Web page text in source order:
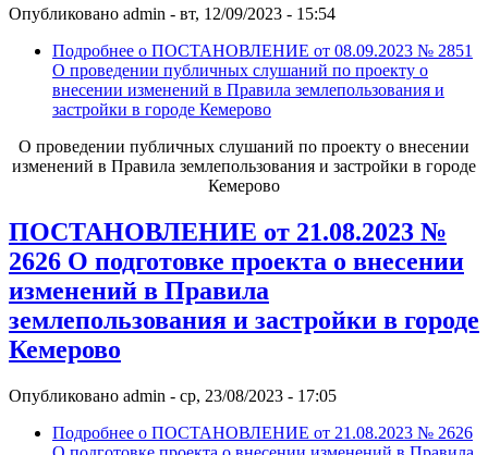
Опубликовано admin - вт, 12/09/2023 - 15:54
Подробнее о ПОСТАНОВЛЕНИЕ от 08.09.2023 № 2851
О проведении публичных слушаний по проекту о
внесении изменений в Правила землепользования и
застройки в городе Кемерово
О проведении публичных слушаний по проекту о внесении
изменений в Правила землепользования и застройки в городе
Кемерово
ПОСТАНОВЛЕНИЕ от 21.08.2023 №
2626 О подготовке проекта о внесении
изменений в Правила
землепользования и застройки в городе
Кемерово
Опубликовано admin - ср, 23/08/2023 - 17:05
Подробнее о ПОСТАНОВЛЕНИЕ от 21.08.2023 № 2626